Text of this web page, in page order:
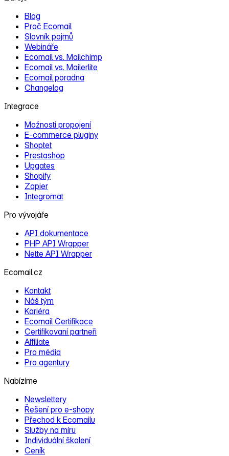
Blog
Proč Ecomail
Slovník pojmů
Webináře
Ecomail vs. Mailchimp
Ecomail vs. Mailerlite
Ecomail poradna
Changelog
Integrace
Možnosti propojení
E‑commerce pluginy
Shoptet
Prestashop
Upgates
Shopify
Zapier
Integromat
Pro vývojáře
API dokumentace
PHP API Wrapper
Nette API Wrapper
Ecomail.cz
Kontakt
Náš tým
Kariéra
Ecomail Certifikace
Certifikovaní partneři
Affiliate
Pro média
Pro agentury
Nabízíme
Newslettery
Řešení pro e‑shopy
Přechod k Ecomailu
Služby na míru
Individuální školení
Ceník